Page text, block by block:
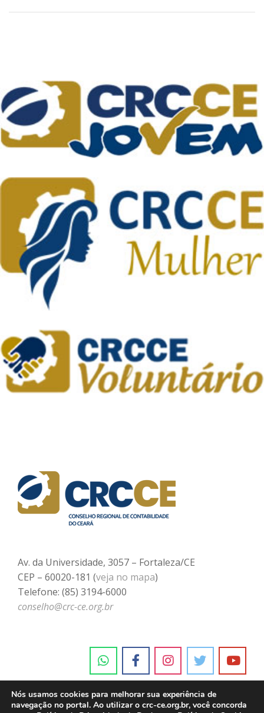
Av. da Universidade, 3057 – Fortaleza/CE
CEP – 60020-181 (veja no mapa)
Telefone: (85) 3194-6000
conselho@crc-ce.org.br
Nós usamos cookies para melhorar sua experiência de
navegação no portal. Ao utilizar o crc-ce.org.br, você concorda